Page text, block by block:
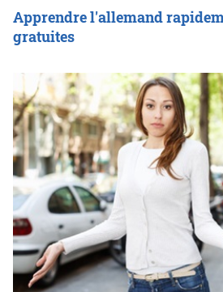
Apprendre l'allemand
gratuites